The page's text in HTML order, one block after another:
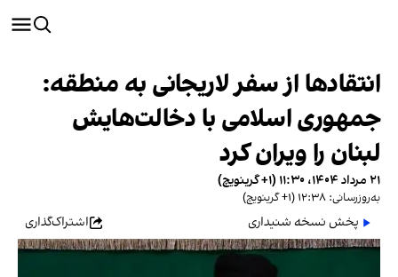
انتقادها از سفر لاریجانی به منطقه:
جمهوری اسلامی با دخالت‌هایش
لبنان را ویران کرد
۲۱ مرداد ۱۴۰۴، ۱۱:۳۰ (‎+۱ گرینویچ)
به‌روزرسانی: ۱۲:۳۸ (‎+۱ گرینویچ)
پخش نسخه شنیداری اشتراک‌گذاری